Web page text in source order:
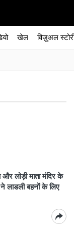
खेल विज़ुअल
लोड़ी माता मंदिर के
लाडली बहनों के लिए